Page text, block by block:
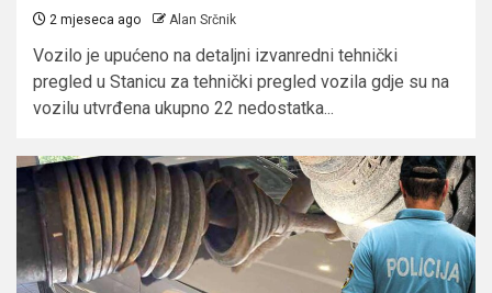
2 mjeseca ago Alan Srčnik
Vozilo je upućeno na detaljni izvanredni tehnički
pregled u Stanicu za tehnički pregled vozila gdje su na
vozilu utvrđena ukupno 22 nedostatka...